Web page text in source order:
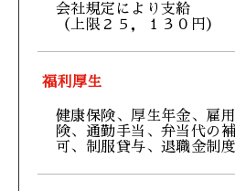
会社規定により支給
（上限２５，１３０円）
福利厚生
健康保険、厚生年金、雇
険、通勤手当、弁当代の
可、制服貸与、退職金制度